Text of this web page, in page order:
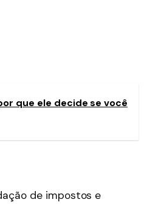
que ele decide se você
de impostos e